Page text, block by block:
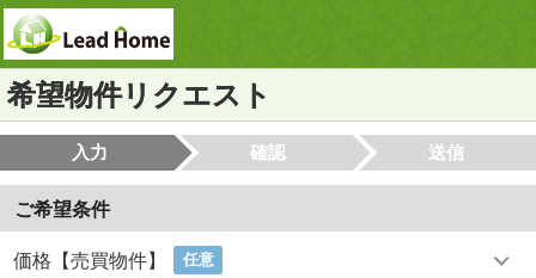
希望物件リクエスト
入力 確認 送信
ご希望条件
価格【売買物件】 任意